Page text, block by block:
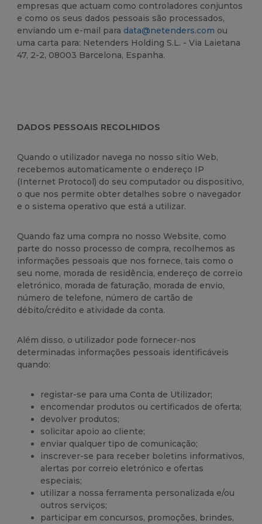
empresas que actuam como controladores conjuntos
e como os seus dados pessoais são processados,
enviando um e-mail para data@netenders.com ou
uma carta para: Netenders Holding S.L. - Via Laietana
47, 2-2, 08003 Barcelona, Espanha.
DADOS PESSOAIS RECOLHIDOS
Quando o utilizador navega no nosso sítio Web,
recebemos automaticamente o endereço IP
(Internet Protocol) do seu computador ou dispositivo,
o que nos permite obter detalhes sobre o navegador
e o sistema operativo que está a utilizar.
Quando faz uma compra no nosso Website, como
parte do nosso processo de compra, recolhemos as
informações pessoais que nos fornece, tais como o
seu nome, morada de residência, endereço de correio
eletrónico, morada de faturação, morada de envio,
número de telefone, número de cartão de
débito/crédito e atividade da conta.
Além disso, o utilizador pode fornecer-nos
determinadas informações pessoais identificáveis
quando:
registar-se para uma Conta de Utilizador;
encomendar produtos ou certificados de oferta;
devolver produtos;
solicitar apoio ao cliente;
enviar qualquer tipo de comunicação;
inscrever-se para receber boletins informativos,
alertas por correio eletrónico e ofertas
especiais;
utilizar a nossa ferramenta personalizada e/ou
outros serviços;
participar em concursos, promoções, brindes,